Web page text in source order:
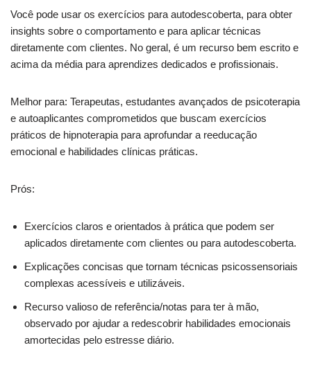
Você pode usar os exercícios para autodescoberta, para obter
insights sobre o comportamento e para aplicar técnicas
diretamente com clientes. No geral, é um recurso bem escrito e
acima da média para aprendizes dedicados e profissionais.
Melhor para: Terapeutas, estudantes avançados de psicoterapia
e autoaplicantes comprometidos que buscam exercícios
práticos de hipnoterapia para aprofundar a reeducação
emocional e habilidades clínicas práticas.
Prós:
Exercícios claros e orientados à prática que podem ser
aplicados diretamente com clientes ou para autodescoberta.
Explicações concisas que tornam técnicas psicossensoriais
complexas acessíveis e utilizáveis.
Recurso valioso de referência/notas para ter à mão,
observado por ajudar a redescobrir habilidades emocionais
amortecidas pelo estresse diário.